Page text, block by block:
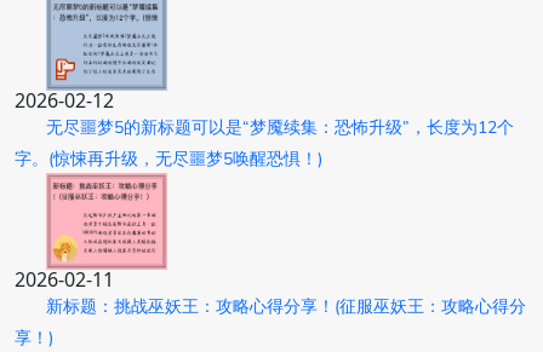
2026-02-12
无尽噩梦5的新标题可以是“梦魇续集：恐怖升级”，长度为12个
字。(惊悚再升级，无尽噩梦5唤醒恐惧！)
2026-02-11
新标题：挑战巫妖王：攻略心得分享！(征服巫妖王：攻略心得分
享！)